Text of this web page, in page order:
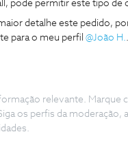
pode permitir este tipo de
detalhe este pedido,
para o meu perfil
@João H..
relevante. Marque
os perfis da moderação,